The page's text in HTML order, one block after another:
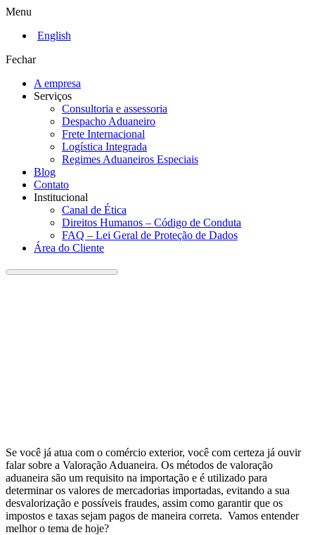
Menu
English
Fechar
A empresa
Serviços
Consultoria e assessoria
Despacho Aduaneiro
Frete Internacional
Logística Integrada
Regimes Aduaneiros Especiais
Blog
Contato
Institucional
Canal de Ética
Direitos Humanos – Código de Conduta
FAQ – Lei Geral de Proteção de Dados
Área do Cliente
Se você já atua com o comércio exterior, você com certeza já ouvir
falar sobre a Valoração Aduaneira. Os métodos de valoração
aduaneira são um requisito na importação e é utilizado para
determinar os valores de mercadorias importadas, evitando a sua
desvalorização e possíveis fraudes, assim como garantir que os
impostos e taxas sejam pagos de maneira correta. Vamos entender
melhor o tema de hoje?